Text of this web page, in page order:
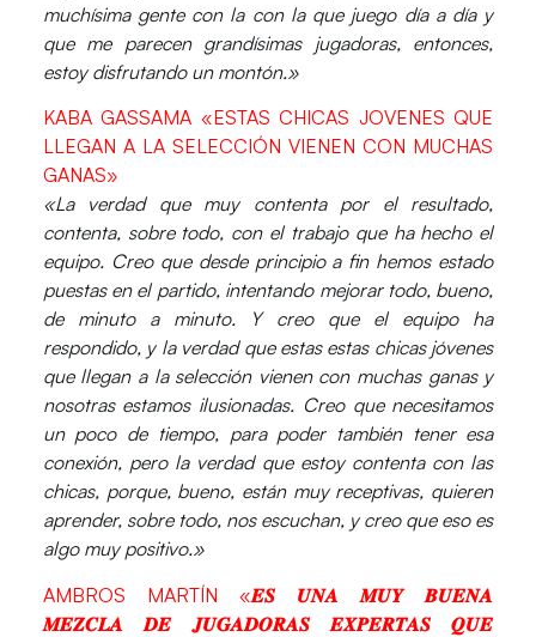
muchísima gente con la con la que juego día a día y
que me parecen grandísimas jugadoras, entonces,
estoy disfrutando un montón.»
KABA GASSAMA «ESTAS CHICAS JOVENES QUE
LLEGAN A LA SELECCIÓN VIENEN CON MUCHAS
GANAS»
«La verdad que muy contenta por el resultado,
contenta, sobre todo, con el trabajo que ha hecho el
equipo. Creo que desde principio a fin hemos estado
puestas en el partido, intentando mejorar todo, bueno,
de minuto a minuto. Y creo que el equipo ha
respondido, y la verdad que estas estas chicas jóvenes
que llegan a la selección vienen con muchas ganas y
nosotras estamos ilusionadas. Creo que necesitamos
un poco de tiempo, para poder también tener esa
conexión, pero la verdad que estoy contenta con las
chicas, porque, bueno, están muy receptivas, quieren
aprender, sobre todo, nos escuchan, y creo que eso es
algo muy positivo.»
AMBROS MARTÍN «𝑬𝑺 𝑼𝑵𝑨 𝑴𝑼𝒀 𝑩𝑼𝑬𝑵𝑨
𝑴𝑬𝒁𝑪𝑳𝑨 𝑫𝑬 𝑱𝑼𝑮𝑨𝑫𝑶𝑹𝑨𝑺 𝑬𝑿𝑷𝑬𝑹𝑻𝑨𝑺 𝑸𝑼𝑬